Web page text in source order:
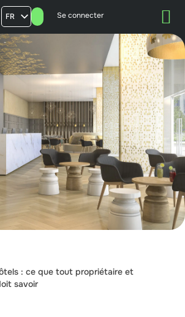
FR
AU
US
UK
Se connecter
: ce que tout propriétaire et
savoir